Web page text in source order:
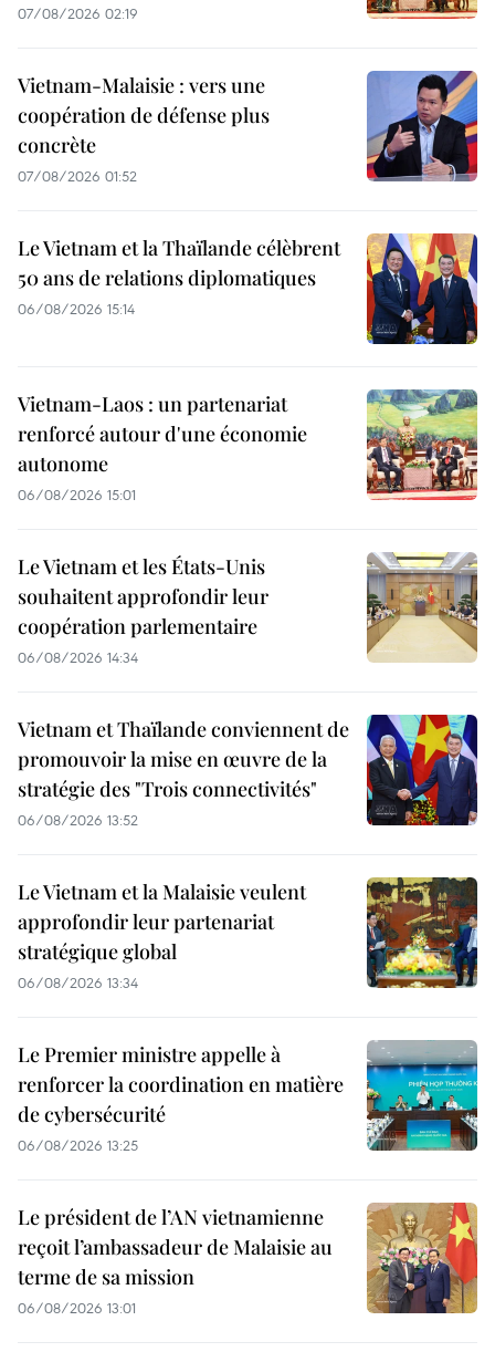
07/08/2026 02:19
Vietnam-Malaisie : vers une
coopération de défense plus
concrète
07/08/2026 01:52
Le Vietnam et la Thaïlande célèbrent
50 ans de relations diplomatiques
06/08/2026 15:14
Vietnam-Laos : un partenariat
renforcé autour d'une économie
autonome
06/08/2026 15:01
Le Vietnam et les États-Unis
souhaitent approfondir leur
coopération parlementaire
06/08/2026 14:34
Vietnam et Thaïlande conviennent de
promouvoir la mise en œuvre de la
stratégie des "Trois connectivités"
06/08/2026 13:52
Le Vietnam et la Malaisie veulent
approfondir leur partenariat
stratégique global
06/08/2026 13:34
Le Premier ministre appelle à
renforcer la coordination en matière
de cybersécurité
06/08/2026 13:25
Le président de l’AN vietnamienne
reçoit l’ambassadeur de Malaisie au
terme de sa mission
06/08/2026 13:01